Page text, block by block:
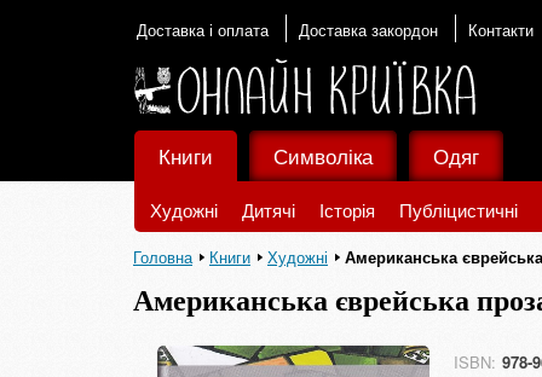
Доставка і оплата Доставка закордон Контакти
Книги
Художні Дитячі Історія Публіцистичні
Символіка Одяг
Головна Книги Художні Американська
Американська єврейська
ISBN: 978-